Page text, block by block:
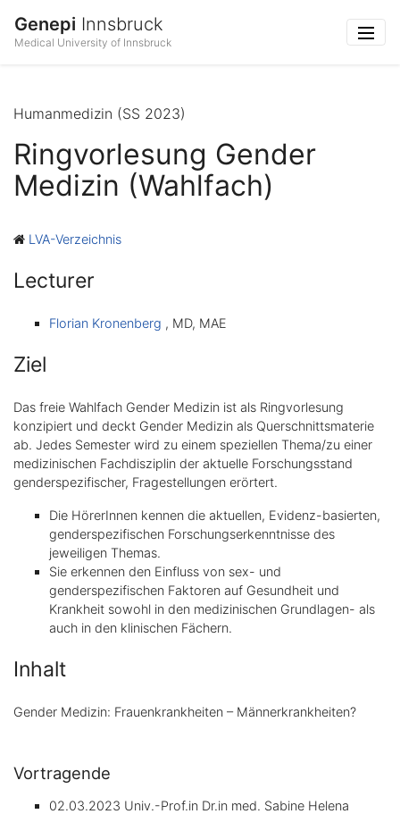
Genepi Innsbruck
Medical University of Innsbruck
Humanmedizin (SS 2023)
Ringvorlesung Gender
Medizin (Wahlfach)
LVA-Verzeichnis
Lecturer
Florian Kronenberg , MD, MAE
Ziel
Das freie Wahlfach Gender Medizin ist als Ringvorlesung
konzipiert und deckt Gender Medizin als Querschnittsmaterie
ab. Jedes Semester wird zu einem speziellen Thema/zu einer
medizinischen Fachdisziplin der aktuelle Forschungsstand
genderspezifischer, Fragestellungen erörtert.
Die HörerInnen kennen die aktuellen, Evidenz-basierten,
genderspezifischen Forschungserkenntnisse des
jeweiligen Themas.
Sie erkennen den Einfluss von sex- und
genderspezifischen Faktoren auf Gesundheit und
Krankheit sowohl in den medizinischen Grundlagen- als
auch in den klinischen Fächern.
Inhalt
Gender Medizin: Frauenkrankheiten – Männerkrankheiten?
Vortragende
02.03.2023 Univ.-Prof.in Dr.in med. Sabine Helena